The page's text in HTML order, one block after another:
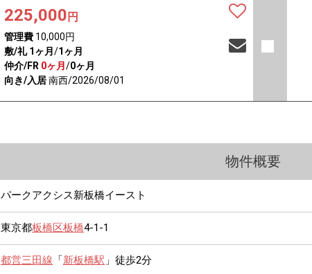
225,000 円
管理費10,000円
敷/礼 1ヶ月 /1ヶ月
仲介/FR 0ヶ月 /0ヶ月
向き/入居南西/2026/08/01
物件概要
パークアクシス新板橋イースト
東京都板橋区板橋4-1-1
都営三田線 「 新板橋駅 」徒歩2分